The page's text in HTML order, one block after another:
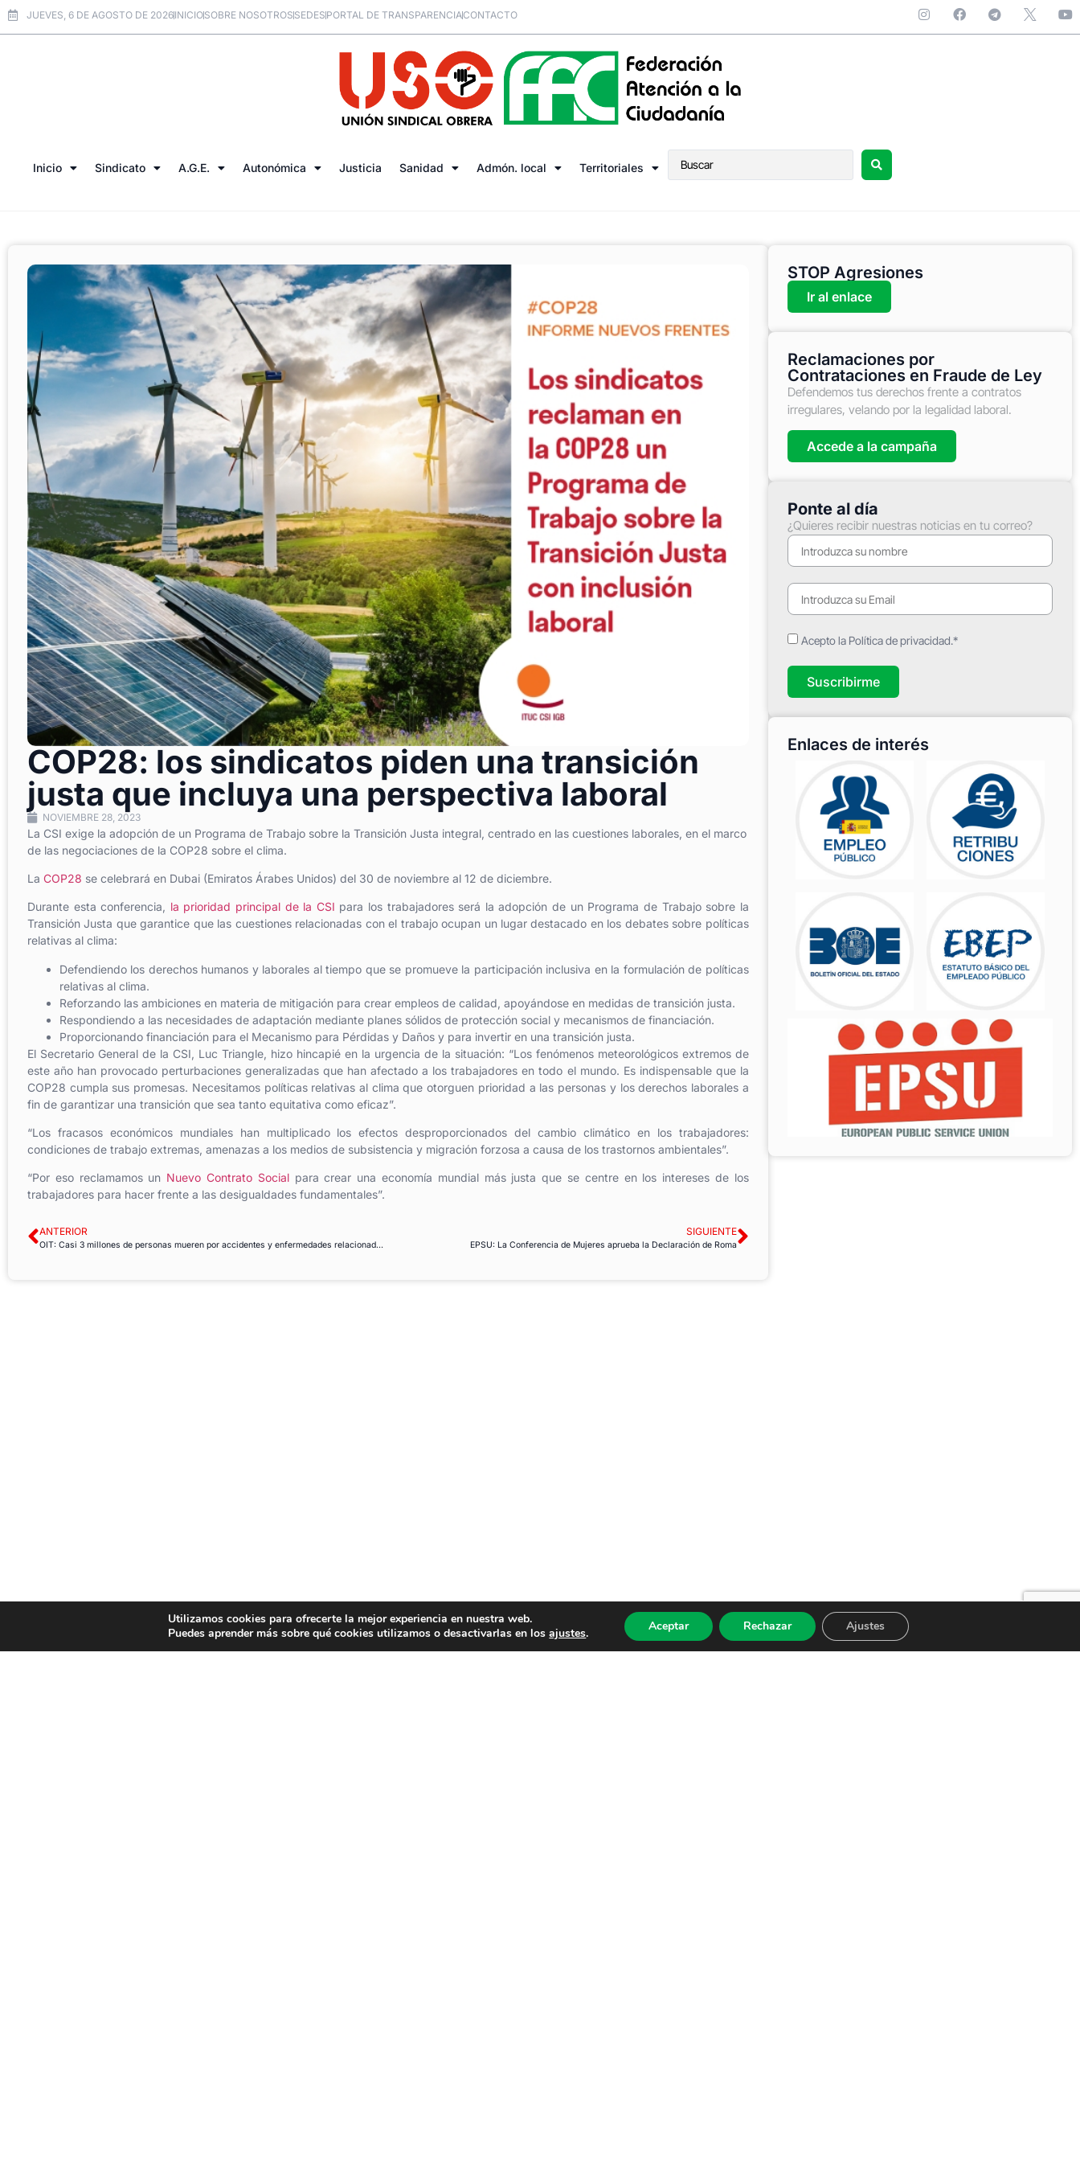
JUEVES, 6 DE AGOSTO DE 2026INICIOSOBRE NOSOTROSSEDESPORTAL DE TRANSPARENCIACONTACTO
Inicio Sindicato A.G.E. Autonómica Justicia Sanidad Admón. local Territoriales
COP28: los sindicatos piden una transición
justa que incluya una perspectiva laboral
NOVIEMBRE 28, 2023
La CSI exige la adopción de un Programa de Trabajo sobre la Transición Justa integral, centrado en las cuestiones laborales, en el marco
de las negociaciones de la COP28 sobre el clima.
La COP28 se celebrará en Dubai (Emiratos Árabes Unidos) del 30 de noviembre al 12 de diciembre.
Durante esta conferencia, la prioridad principal de la CSI para los trabajadores será la adopción de un Programa de Trabajo sobre la
Transición Justa que garantice que las cuestiones relacionadas con el trabajo ocupan un lugar destacado en los debates sobre políticas
relativas al clima:
Defendiendo los derechos humanos y laborales al tiempo que se promueve la participación inclusiva en la formulación de políticas
relativas al clima.
Reforzando las ambiciones en materia de mitigación para crear empleos de calidad, apoyándose en medidas de transición justa.
Respondiendo a las necesidades de adaptación mediante planes sólidos de protección social y mecanismos de financiación.
Proporcionando financiación para el Mecanismo para Pérdidas y Daños y para invertir en una transición justa.
El Secretario General de la CSI, Luc Triangle, hizo hincapié en la urgencia de la situación: “Los fenómenos meteorológicos extremos de
este año han provocado perturbaciones generalizadas que han afectado a los trabajadores en todo el mundo. Es indispensable que la
COP28 cumpla sus promesas. Necesitamos políticas relativas al clima que otorguen prioridad a las personas y los derechos laborales a
fin de garantizar una transición que sea tanto equitativa como eficaz”.
“Los fracasos económicos mundiales han multiplicado los efectos desproporcionados del cambio climático en los trabajadores:
condiciones de trabajo extremas, amenazas a los medios de subsistencia y migración forzosa a causa de los trastornos ambientales”.
“Por eso reclamamos un Nuevo Contrato Socialpara crear una economía mundial más justa que se centre en los intereses de los
trabajadores para hacer frente a las desigualdades fundamentales”.
ANTERIOR
OIT: Casi 3 millones de personas mueren por accidentes y enfermedades relacionadas con el trabajo
SIGUIENTE
EPSU: La Conferencia de Mujeres aprueba la Declaración de Roma
STOP Agresiones
Ir al enlace
Reclamaciones por
Contrataciones en Fraude de Ley
Defendemos tus derechos frente a contratos
irregulares, velando por la legalidad laboral.
Accede a la campaña
Ponte al día
¿Quieres recibir nuestras noticias en tu correo?
Acepto la Política de privacidad.*
Suscribirme
Enlaces de interés
Utilizamos cookies para ofrecerte la mejor experiencia en nuestra web.
Puedes aprender más sobre qué cookies utilizamos o desactivarlas en losajustes. Aceptar Rechazar Ajustes